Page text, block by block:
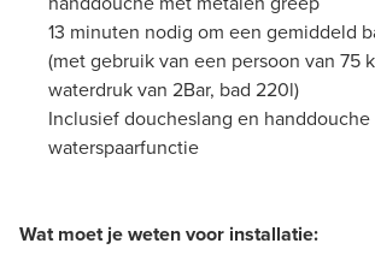
13 minuten nodig om een gemiddeld
(met gebruik van een persoon van 75
waterdruk van 2Bar, bad 220l)
Inclusief doucheslang en
waterspaarfunctie
Wat moet je weten voor installatie: